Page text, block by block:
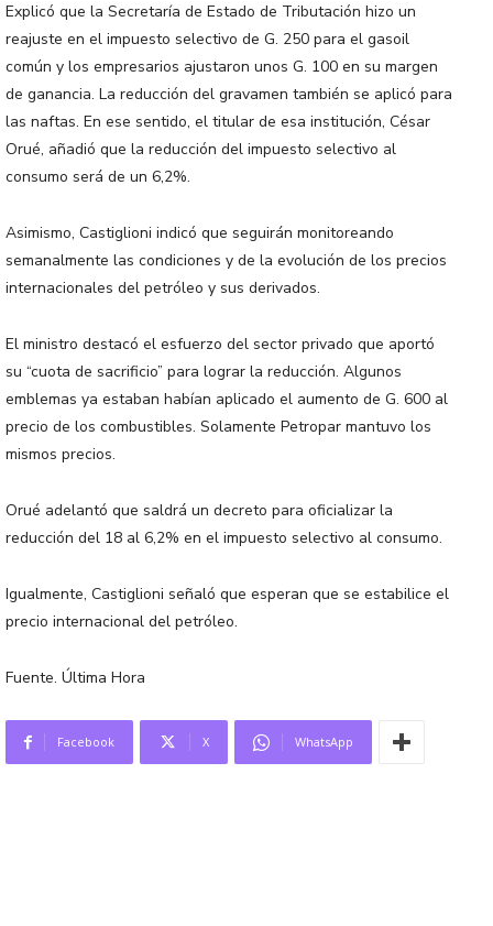
Explicó que la Secretaría de Estado de Tributación hizo un
reajuste en el impuesto selectivo de G. 250 para el gasoil
común y los empresarios ajustaron unos G. 100 en su margen
de ganancia. La reducción del gravamen también se aplicó para
las naftas. En ese sentido, el titular de esa institución, César
Orué, añadió que la reducción del impuesto selectivo al
consumo será de un 6,2%.
Asimismo, Castiglioni indicó que seguirán monitoreando
semanalmente las condiciones y de la evolución de los precios
internacionales del petróleo y sus derivados.
El ministro destacó el esfuerzo del sector privado que aportó
su “cuota de sacrificio” para lograr la reducción. Algunos
emblemas ya estaban habían aplicado el aumento de G. 600 al
precio de los combustibles. Solamente Petropar mantuvo los
mismos precios.
Orué adelantó que saldrá un decreto para oficializar la
reducción del 18 al 6,2% en el impuesto selectivo al consumo.
Igualmente, Castiglioni señaló que esperan que se estabilice el
precio internacional del petróleo.
Fuente. Última Hora
Facebook X WhatsApp